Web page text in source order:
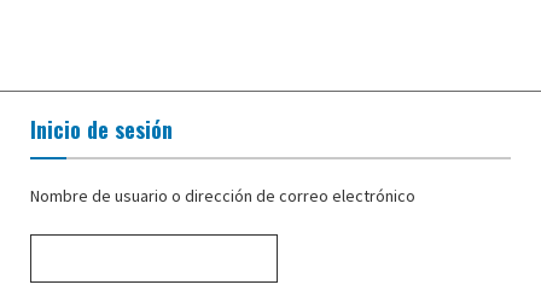
Inicio de sesión
Nombre de usuario o dirección de correo electrónico